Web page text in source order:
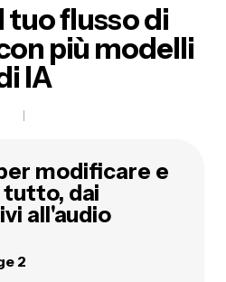
tuo flusso di
più modelli
IA
modificare e
dai
all'audio
2